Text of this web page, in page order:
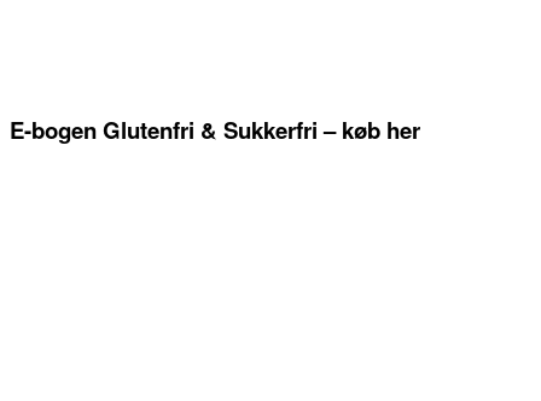
E-bogen Glutenfri & Sukkerfri – køb her